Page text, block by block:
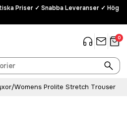
Priser ✓ Snabba Leveranser ✓ Hög
0
/Womens Prolite Stretch Trouser